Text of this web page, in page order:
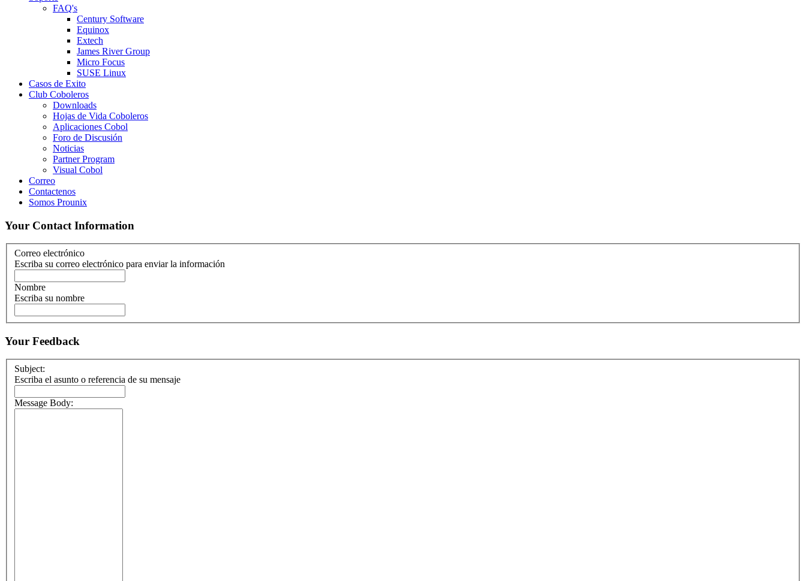
FAQ's
Century Software
Equinox
Extech
James River Group
Micro Focus
SUSE Linux
Casos de Exito
Club Coboleros
Downloads
Hojas de Vida Coboleros
Aplicaciones Cobol
Foro de Discusión
Noticias
Partner Program
Visual Cobol
Correo
Contactenos
Somos Prounix
Your Contact Information
Correo electrónico
Escriba su correo electrónico para enviar la información
Nombre
Escriba su nombre
Your Feedback
Subject:
Escriba el asunto o referencia de su mensaje
Message Body: